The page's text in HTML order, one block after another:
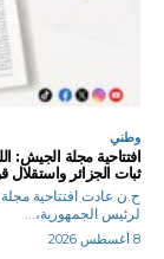
وطني
افتتاحية مجلة الجيش:
ثبات الجزائر واستقلال
ح.ن عادت افتتاحية
لرئيس الجمهورية،...
8 أغسطس 2026